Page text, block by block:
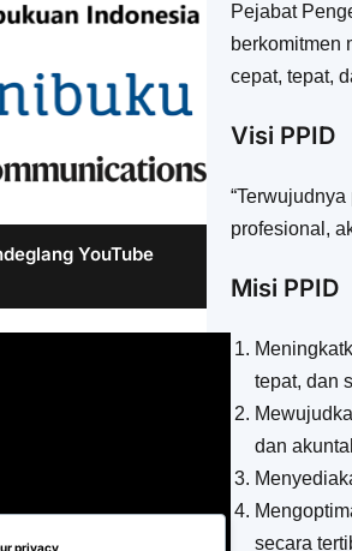
Pejabat
berkomitmen
cepat, tepat,
Visi PPID
profesional,
Misi PPID
tepat, dan
dan
secara
YouTube
privacy